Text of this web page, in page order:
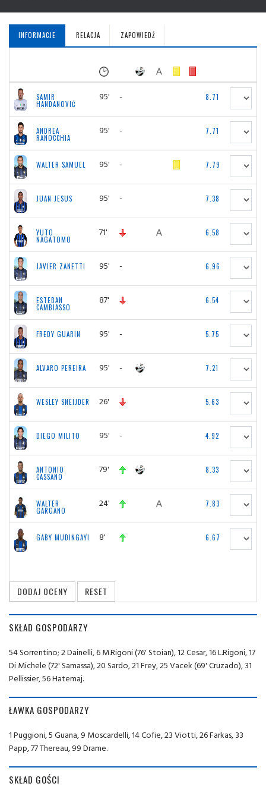
INFORMACJE RELACJA ZAPOWIEDŹ
SAMIR
HANDANOVIĆ
95' - 8.71
ANDREA
RANOCCHIA
95' - 7.71
WALTER SAMUEL 95' - 7.79
JUAN JESUS 95' - 7.38
YUTO
NAGATOMO
71' 6.58
JAVIER ZANETTI 95' - 6.96
ESTEBAN
CAMBIASSO
87' 6.54
FREDY GUARIN 95' - 5.75
ALVARO PEREIRA 95' - 7.21
WESLEY SNEIJDER 26' 5.63
DIEGO MILITO 95' - 4.92
ANTONIO
CASSANO
79' 8.33
WALTER
GARGANO
24' 7.83
GABY MUDINGAYI 8' 6.67
SKŁAD GOSPODARZY
54 Sorrentino; 2 Dainelli, 6 M.Rigoni (76' Stoian), 12 Cesar, 16 L.Rigoni, 17
Di Michele (72' Samassa), 20 Sardo, 21 Frey, 25 Vacek (69' Cruzado), 31
Pellissier, 56 Hatemaj.
ŁAWKA GOSPODARZY
1 Puggioni, 5 Guana, 9 Moscardelli, 14 Cofie, 23 Viotti, 26 Farkas, 33
Papp, 77 Thereau, 99 Drame.
SKŁAD GOŚCI